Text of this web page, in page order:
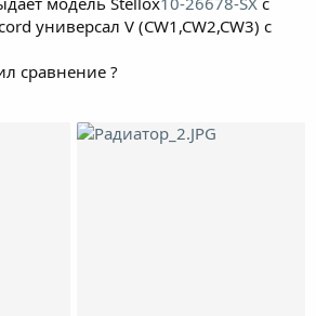
универсал V (CW1,CW2,CW3) с
сравнение ?